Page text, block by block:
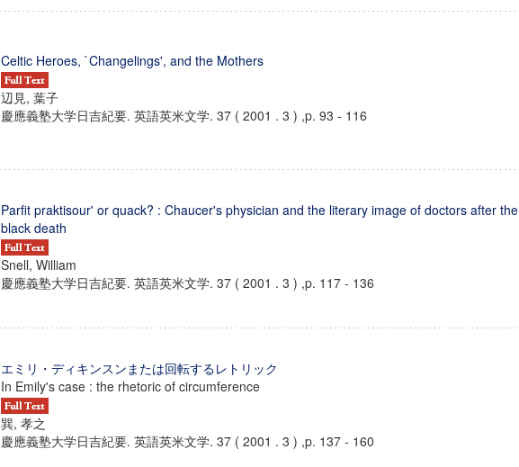
Celtic Heroes, `Changelings', and the Mothers
辺見, 葉子
慶應義塾大学日吉紀要. 英語英米文学. 37 ( 2001 . 3 ) ,p. 93 - 116
Parfit praktisour' or quack? : Chaucer's physician and the literary image of doctors after the
black death
Snell, William
慶應義塾大学日吉紀要. 英語英米文学. 37 ( 2001 . 3 ) ,p. 117 - 136
エミリ・ディキンスンまたは回転するレトリック
In Emily's case : the rhetoric of circumference
巽, 孝之
慶應義塾大学日吉紀要. 英語英米文学. 37 ( 2001 . 3 ) ,p. 137 - 160